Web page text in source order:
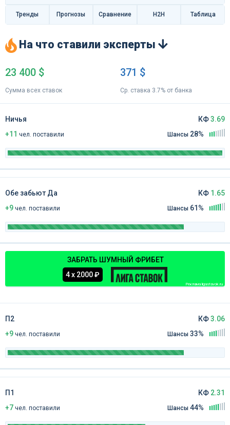
Тренды Прогнозы Сравнение H2H Таблица
На что ставили эксперты
23 400 $
Сумма всех ставок
371 $
Ср. ставка 3.7% от банка
Ничья
+11 чел. поставили
КФ3.69
Шансы 28%
Обе забьют Да
+9 чел. поставили
КФ 1.65
Шансы 61%
ЗАБРАТЬ ШУМНЫЙ ФРИБЕТ
4 х 2000 ₽
Реклама ligastavok.ru
П2
+9 чел. поставили
КФ3.06
Шансы 33%
П1
+7 чел. поставили
КФ 2.31
Шансы 44%